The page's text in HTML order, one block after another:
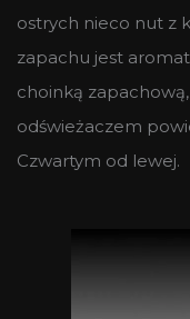
ostrych nieco nut z
zapachu jest
choinką
odświeżaczem
Czwartym od lewej.